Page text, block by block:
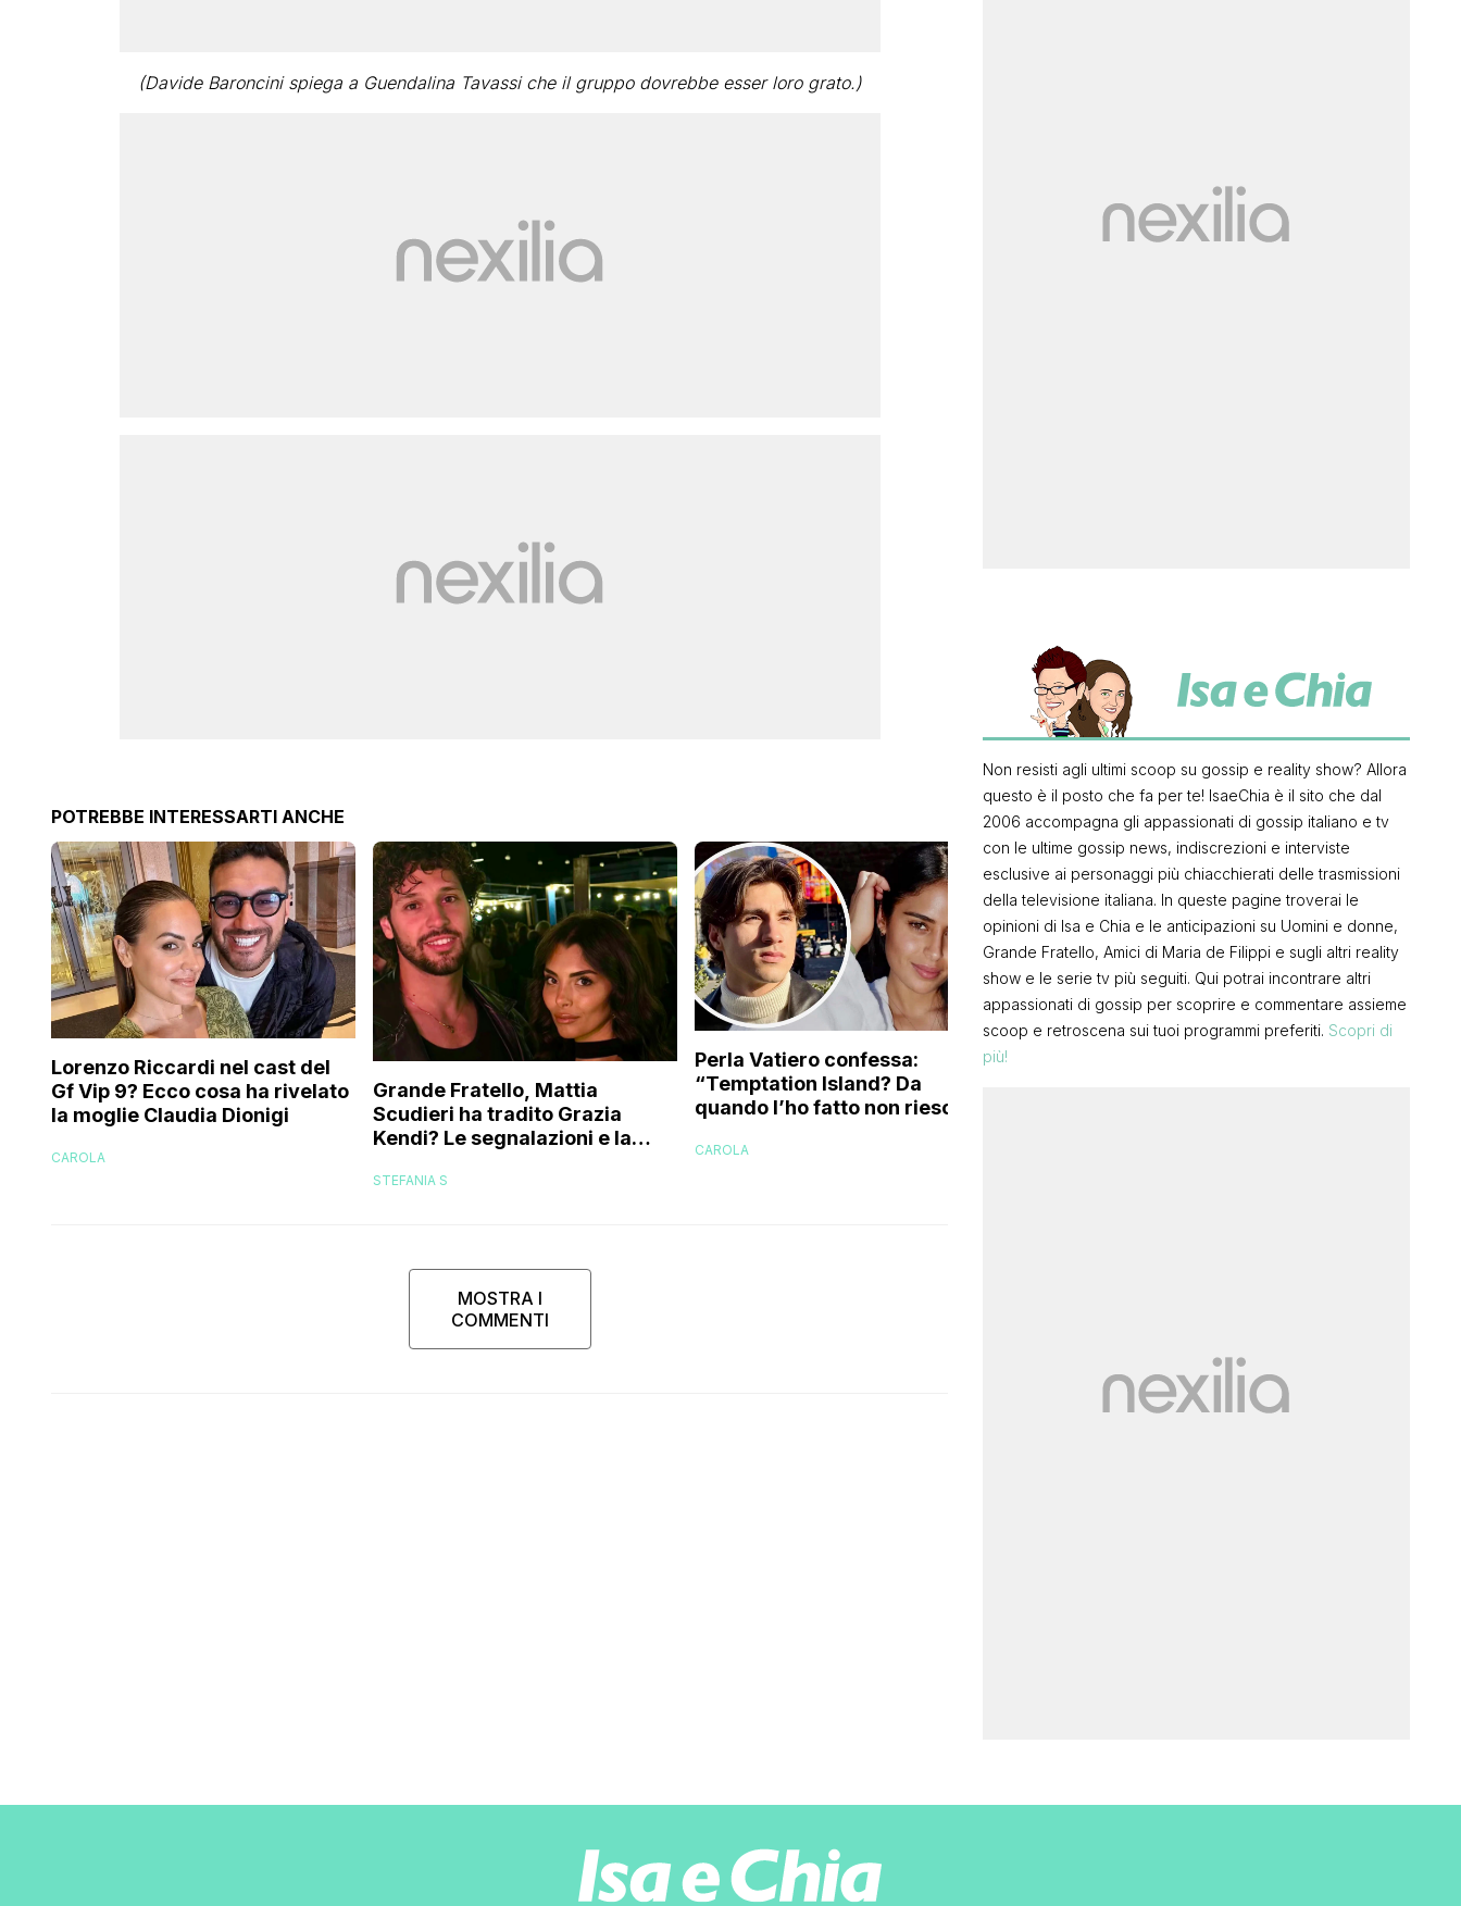
(Davide Baroncini spiega a Guendalina Tavassi che il gruppo dovrebbe esser loro grato.)
POTREBBE INTERESSARTI ANCHE
Lorenzo Riccardi nel cast del
Gf Vip 9? Ecco cosa ha rivelato
la moglie Claudia Dionigi
CAROLA
Grande Fratello, Mattia
Scudieri ha tradito Grazia
Kendi? Le segnalazioni e la
STEFANIA S
Perla Vatiero confessa:
“Temptation Island? Da
quando l’ho fatto non riesco più
CAROLA
Gf Vip 9,
MOSTRA I
COMMENTI
Non resisti agli ultimi scoop su gossip e reality show? Allora
questo è il posto che fa per te! IsaeChia è il sito che dal
2006 accompagna gli appassionati di gossip italiano e tv
con le ultime gossip news, indiscrezioni e interviste
esclusive ai personaggi più chiacchierati delle trasmissioni
della televisione italiana. In queste pagine troverai le
opinioni di Isa e Chia e le anticipazioni su Uomini e donne,
Grande Fratello, Amici di Maria de Filippi e sugli altri reality
show e le serie tv più seguiti. Qui potrai incontrare altri
appassionati di gossip per scoprire e commentare assieme
scoop e retroscena sui tuoi programmi preferiti. Scopri di
più!